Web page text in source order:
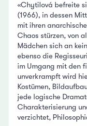
«Chytilová befreite
(1966), in dessen
mit ihren
Chaos stürzen, von
Mädchen sich an
ebenso die
im Umgang mit den
unverkrampft wird
Kostümen,
jede logische
Charakterisierung
verzichtet,